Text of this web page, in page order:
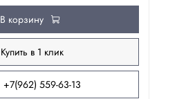
В корзину
Купить в 1 клик
+7(962) 559-63-13